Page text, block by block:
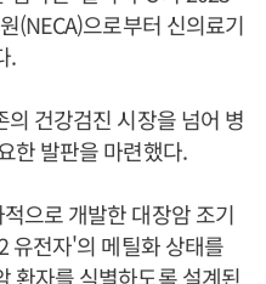
(NECA)으로부터 신의료기
.
건강검진 시장을 넘어 병
한 발판을 마련했다.
으로 개발한 대장암 조기
유전자'의 메틸화 상태를
환자를 식별하도록 설계된